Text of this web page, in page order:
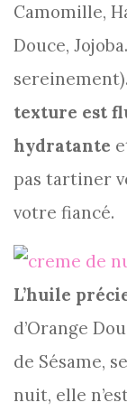
Camomille,
Douce,
texture est
hydratante
pas tartiner
votre fiancé.
L’huile
d’Orange
de Sésame,
nuit, elle